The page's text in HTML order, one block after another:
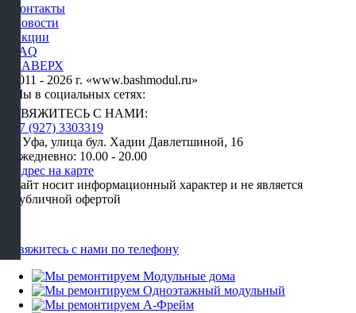
Контакты
Новости
Акции
FAQ
НАВЕРХ
2011 - 2026 г. «www.bashmodul.ru»
Мы в социальных сетях:
СВЯЖИТЕСЬ С НАМИ:
+7 (927) 3303319
г. Уфа, улица бул. Хадии Давлетшиной, 16
Ежедневно: 10.00 - 20.00
Адрес на карте
Сайт носит информационный характер и не является
публичной офертой